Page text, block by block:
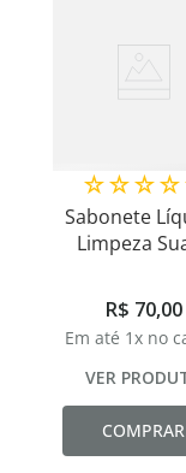
☆☆☆☆
Sabonete
Limpeza
Diário
R$ 70,00
Em até 1x no
VER
COMPRAR